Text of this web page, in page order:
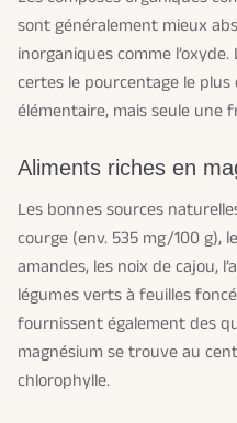
sont généralement mieux
inorganiques comme
certes le pourcentage le plus
élémentaire, mais seule une
Aliments riches en
Les bonnes sources
courge (env. 535 mg/100 g),
amandes, les noix de cajou,
légumes verts à feuilles
fournissent également des
magnésium se trouve au
chlorophylle.